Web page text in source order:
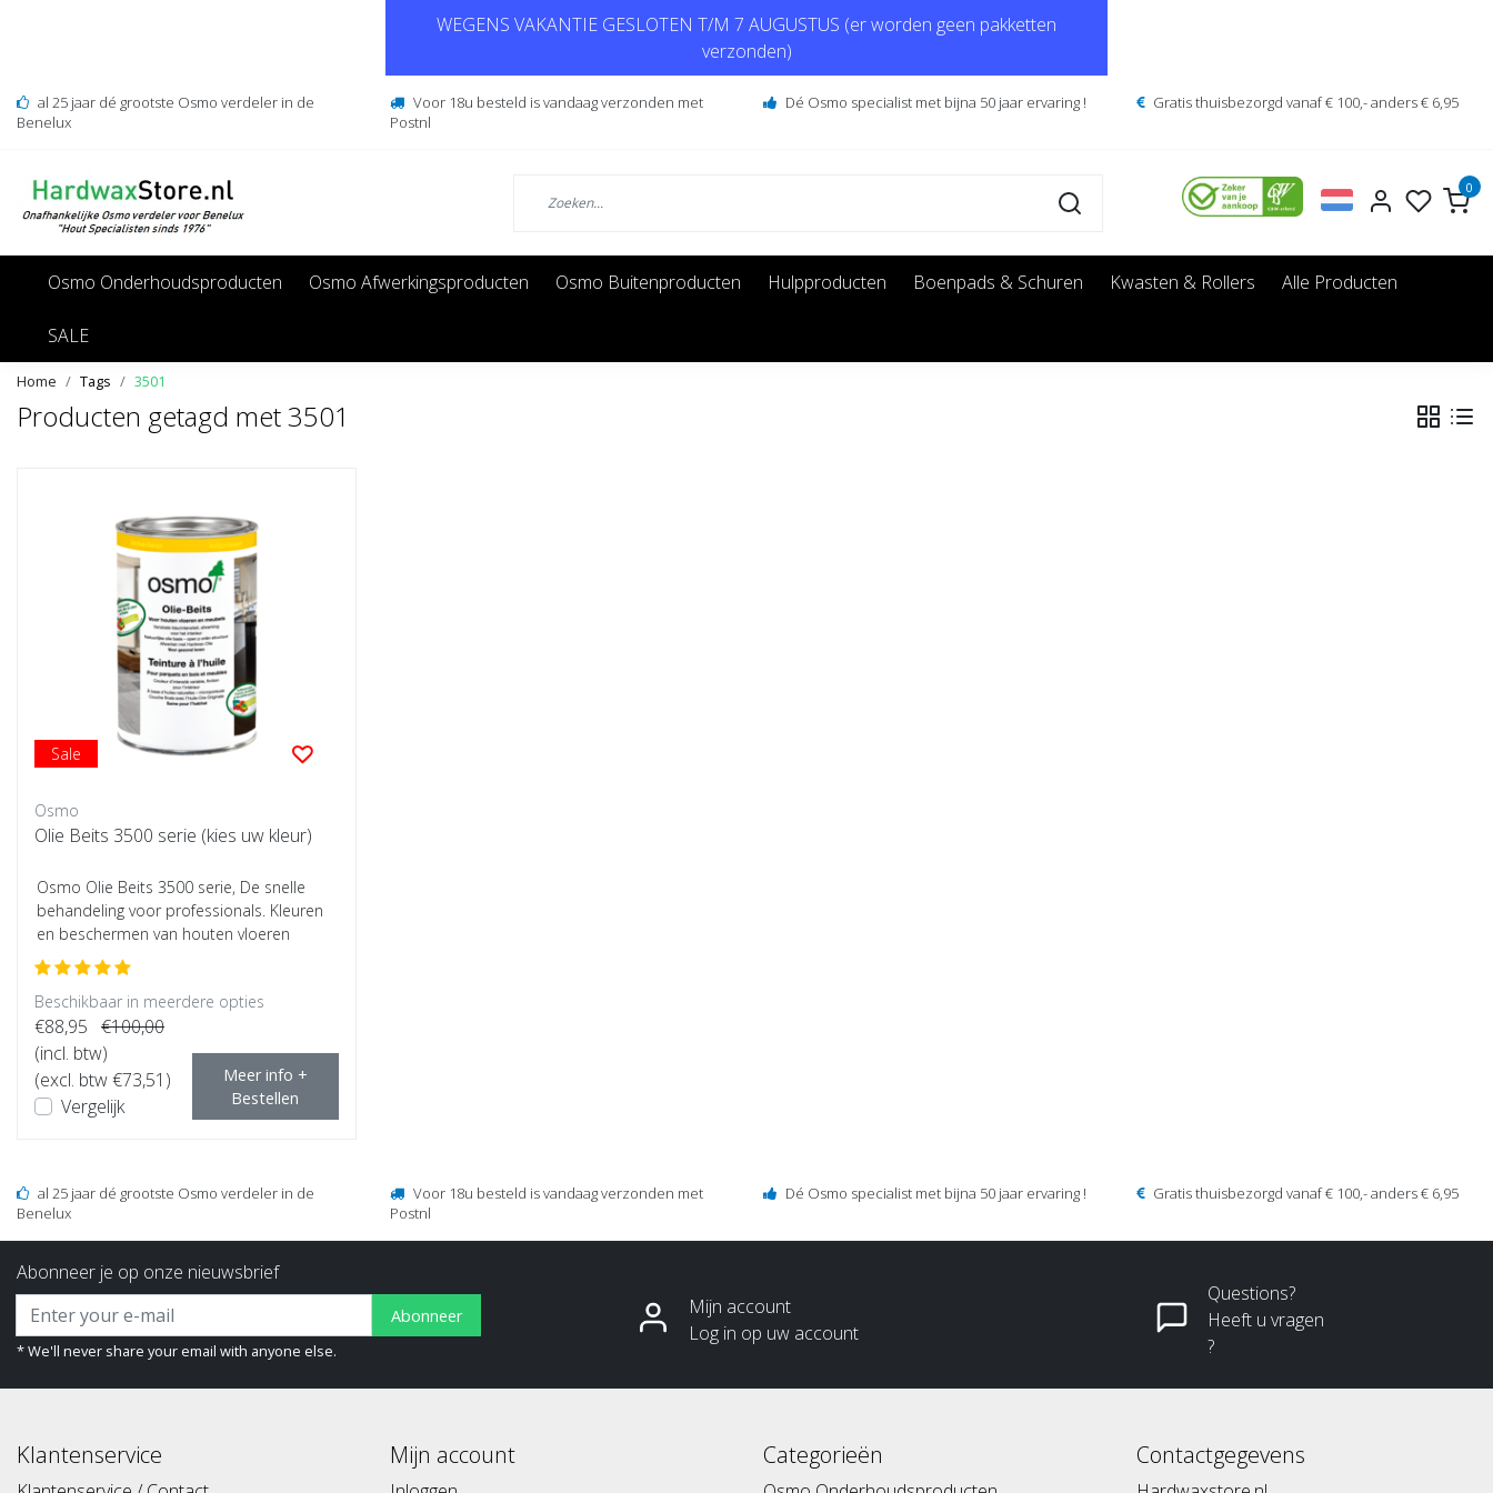
WEGENS VAKANTIE GESLOTEN T/M 7 AUGUSTUS (er worden geen pakketten
verzonden)
al 25 jaar dé grootste Osmo verdeler in de
Benelux
Voor 18u besteld is vandaag verzonden met
Postnl
Dé Osmo specialist met bijna 50 jaar ervaring ! Gratis thuisbezorgd vanaf € 100,- anders € 6,95
0
Osmo Onderhoudsproducten Osmo Afwerkingsproducten Osmo Buitenproducten Hulpproducten Boenpads & Schuren Kwasten & Rollers Alle Producten
SALE
Home Tags 3501
Producten getagd met 3501
Sale
Osmo
Olie Beits 3500 serie (kies uw kleur)
Osmo Olie Beits 3500 serie, De snelle
behandeling voor professionals. Kleuren
en beschermen van houten vloeren
zonder zi...
Beschikbaar in meerdere opties
€88,95 €100,00
(incl. btw)
(excl. btw €73,51)
Vergelijk
Meer info +
Bestellen
al 25 jaar dé grootste Osmo verdeler in de
Benelux
Voor 18u besteld is vandaag verzonden met
Postnl
Dé Osmo specialist met bijna 50 jaar ervaring ! Gratis thuisbezorgd vanaf € 100,- anders € 6,95
Abonneer je op onze nieuwsbrief
Abonneer
* We'll never share your email with anyone else.
Mijn account
Log in op uw account
Questions?
Heeft u vragen
?
Klantenservice Mijn account Categorieën Contactgegevens